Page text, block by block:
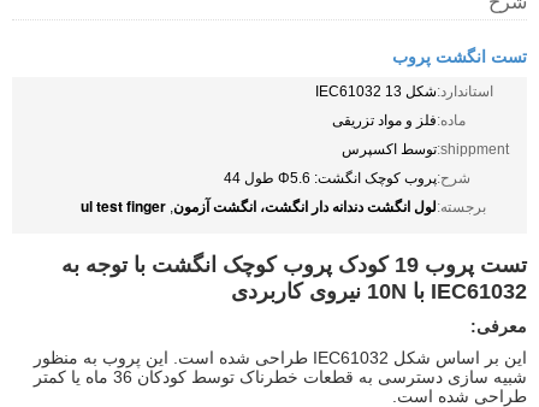
تست انگشت پروب
استاندارد:شکل 13 IEC61032
ماده:فلز و مواد تزریقی
shippment: توسط اکسپرس
شرح:پروب کوچک انگشت: Φ5.6 طول 44
برجسته:لول انگشت دندانه دار انگشت، انگشت آزمون,
ul test finger
تست پروب 19 کودک پروب کوچک انگشت با توجه به
IEC61032 با 10N نیروی کاربردی
معرفی:
این بر اساس شکل IEC61032 طراحی شده است. این پروب به منظور
شبیه سازی دسترسی به قطعات خطرناک توسط کودکان 36 ماه یا کمتر
طراحی شده است.